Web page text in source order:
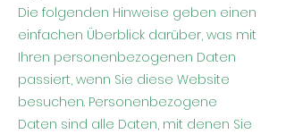
Die folgenden Hinweise geben einen
einfachen Überblick darüber, was mit
Ihren personenbezogenen Daten
passiert, wenn Sie diese Website
besuchen. Personenbezogene
Daten sind alle Daten, mit denen Sie